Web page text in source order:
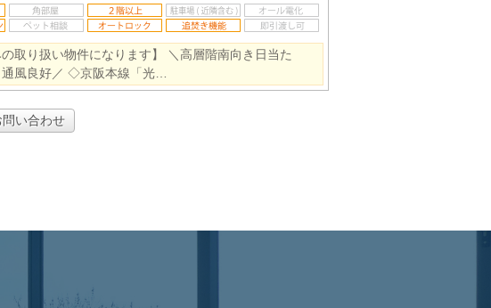
の取り扱い物件になります】 ＼高層階南向き日当た
通風良好／ ◇京阪本線「光…
問い合わせ